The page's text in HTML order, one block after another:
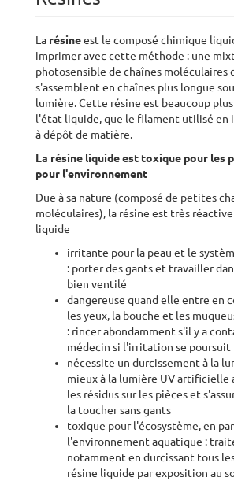
La résineest le composé chimique
imprimer avec cette méthode : une
photosensible de chaînes moléculaires
s'assemblent en chaînes plus longue
lumière. Cette résine est beaucoup
l'état liquide, que le filament utilisé en
à dépôt de matière.
La résine liquide est toxique pour les
pour l'environnement
Due à sa nature (composé de petites
moléculaires), la résine est très
liquide
irritante pour la peau et le
: porter des gants et travailler
bien ventilé
dangereuse quand elle entre en
les yeux, la bouche et les
: rincer abondamment s'il y a
médecin si l'irritation se poursuit
nécessite un durcissement à la
mieux à la lumière UV artificielle
les résidus sur les pièces et
la toucher sans gants
toxique pour l'écosystème, en
l'environnement aquatique :
notamment en durcissant tous
résine liquide par exposition au